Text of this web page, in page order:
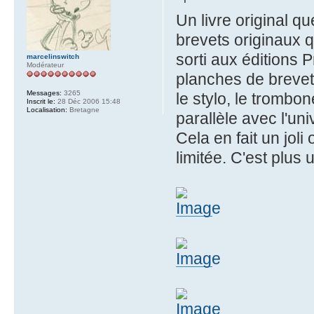
Un livre original
brevets originaux
sorti aux éditions
planches de
le stylo, le
parallèle avec
Cela en fait un joli
limitée. C'est plus
marcelinswitch
Modérateur
Messages: 3265
Inscrit le: 28 Déc 2006 15:48
Localisation: Bretagne